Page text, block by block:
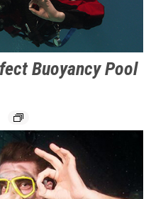
Buoyancy Pool